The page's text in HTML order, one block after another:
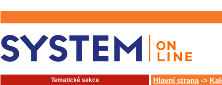
Tematické sekce Hlavní strana->